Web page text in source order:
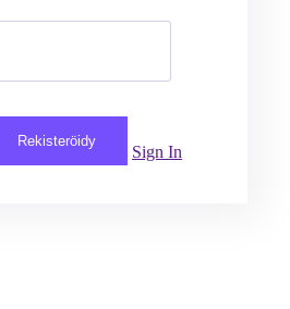
Rekisteröidy
Sign In